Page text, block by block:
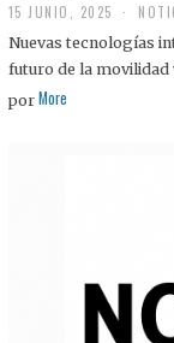
15 JUNIO, 2025
Nuevas tecnologías
futuro de la movilidad
por More